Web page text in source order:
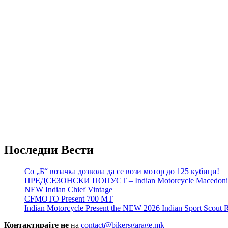
Последни Вести
Со „Б“ возачка дозвола да се вози мотор до 125 кубици!
ПРЕДСЕЗОНСКИ ПОПУСТ – Indian Motorcycle
NEW Indian Chief Vintage
CFMOTO Present 700 MT
Indian Motorcycle Present the NEW 2026 Indian Sport Scout
Контактирајте не на contact@bikersgarage.mk